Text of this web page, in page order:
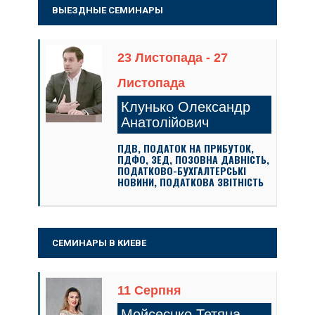
ВЫЕЗДНЫЕ СЕМИНАРЫ
23 Листопада - 27
Листопада
Клунько Олександр
Анатолійович
ПДВ, ПОДАТОК НА ПРИБУТОК,
ПДФО, ЗЕД, ПОЗОВНА ДАВНІСТЬ,
ПОДАТКОВО-БУХГАЛТЕРСЬКІ
НОВИНИ, ПОДАТКОВА ЗВІТНІСТЬ
СЕМИНАРЫ В КИЕВЕ
11 Серпня